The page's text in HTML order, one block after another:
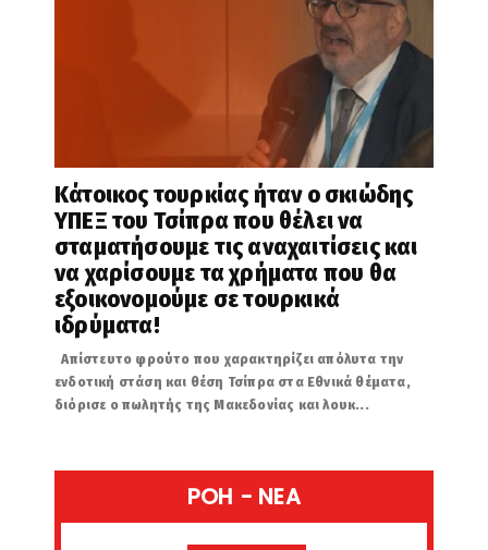
Κάτοικος τουρκίας ήταν ο σκιώδης
ΥΠΕΞ του Τσίπρα που θέλει να
σταματήσουμε τις αναχαιτίσεις και
να χαρίσουμε τα χρήματα που θα
εξοικονομούμε σε τουρκικά
ιδρύματα!
Απίστευτο φρούτο που χαρακτηρίζει απόλυτα την
ενδοτική στάση και θέση Τσίπρα στα Εθνικά θέματα,
διόρισε ο πωλητής της Μακεδονίας και λουκ...
POH - NEA